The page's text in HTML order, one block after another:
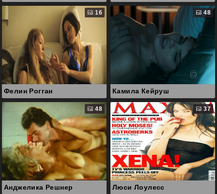
16
Фелин Рогган
48
Камила Кейруш
48
Анджелика Решнер
37
Люси Лоулесс